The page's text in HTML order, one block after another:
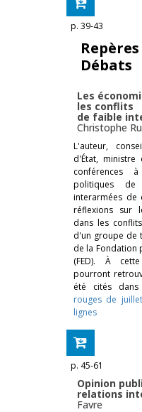
p. 39-43
Débats
Les
les conflits
de faible
Christophe
L'auteur,
d'État,
conférences
politiques
interarmées de
réflexions sur
dans les
d'un groupe de
de la Fondation
(FED). À
pourront
été cités dans
rouges de
lignes
p. 45-61
Opinion
relations
Favre